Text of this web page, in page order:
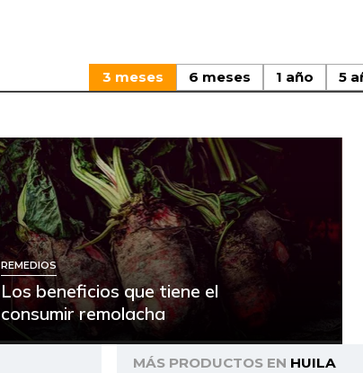
3 meses 6 meses 1 año 5
REMEDIOS
Los beneficios que tiene el
consumir remolacha
MÁS PRODUCTOS EN HUILA